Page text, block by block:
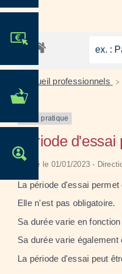
MES
OFFRES
Accueil professionnels >
Fiche pratique
Période
Vérifié le 01/01/2023 -
La période d'essai
Elle n'est pas obligatoire.
Sa durée varie en
Sa durée varie
La période d'essai peut